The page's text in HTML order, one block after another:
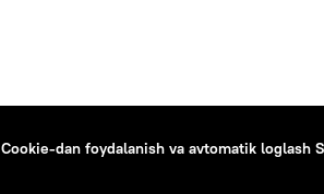
Cookie-dan foydalanish va avtomatik loglash